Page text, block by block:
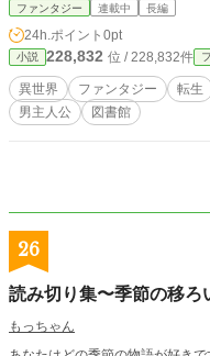
ファンタジー 連載中 長編
24h.ポイント 0pt
小説 228,832 位 / 228,832件
異世界 ファンタジー 転生
男主人公
図書館
26
読み切り集〜季節の移ろ
もっちゃん